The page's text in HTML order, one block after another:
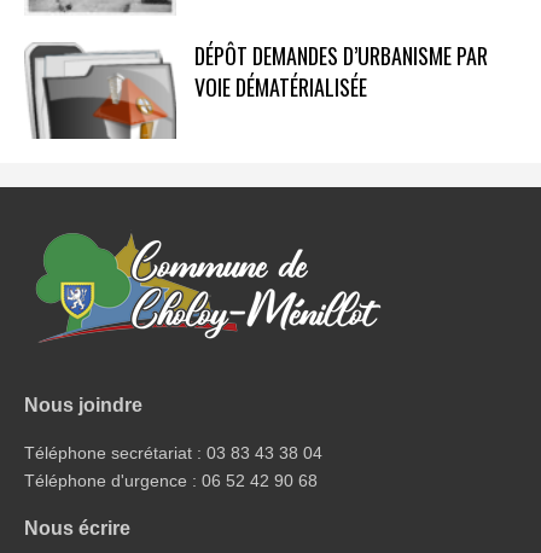
DÉPÔT DEMANDES D’URBANISME PAR
VOIE DÉMATÉRIALISÉE
Nous joindre
Téléphone secrétariat : 03 83 43 38 04
Téléphone d'urgence : 06 52 42 90 68
Nous écrire